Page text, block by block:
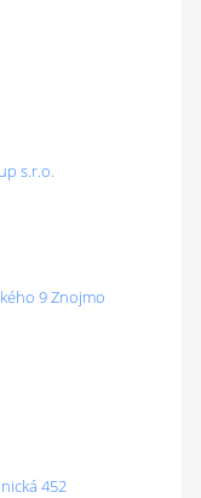
s.r.o.
9 Znojmo
452